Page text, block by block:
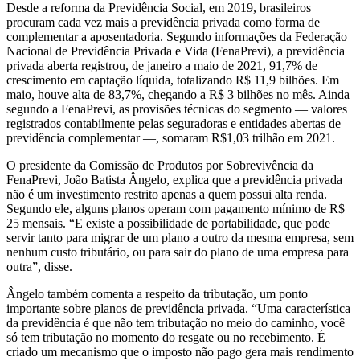
Desde a reforma da Previdência Social, em 2019, brasileiros
procuram cada vez mais a previdência privada como forma de
complementar a aposentadoria. Segundo informações da Federação
Nacional de Previdência Privada e Vida (FenaPrevi), a previdência
privada aberta registrou, de janeiro a maio de 2021, 91,7% de
crescimento em captação líquida, totalizando R$ 11,9 bilhões. Em
maio, houve alta de 83,7%, chegando a R$ 3 bilhões no mês. Ainda
segundo a FenaPrevi, as provisões técnicas do segmento — valores
registrados contabilmente pelas seguradoras e entidades abertas de
previdência complementar —, somaram R$1,03 trilhão em 2021.
O presidente da Comissão de Produtos por Sobrevivência da
FenaPrevi, João Batista Ângelo, explica que a previdência privada
não é um investimento restrito apenas a quem possui alta renda.
Segundo ele, alguns planos operam com pagamento mínimo de R$
25 mensais. “E existe a possibilidade de portabilidade, que pode
servir tanto para migrar de um plano a outro da mesma empresa, sem
nenhum custo tributário, ou para sair do plano de uma empresa para
outra”, disse.
Ângelo também comenta a respeito da tributação, um ponto
importante sobre planos de previdência privada. “Uma característica
da previdência é que não tem tributação no meio do caminho, você
só tem tributação no momento do resgate ou no recebimento. É
criado um mecanismo que o imposto não pago gera mais rendimento